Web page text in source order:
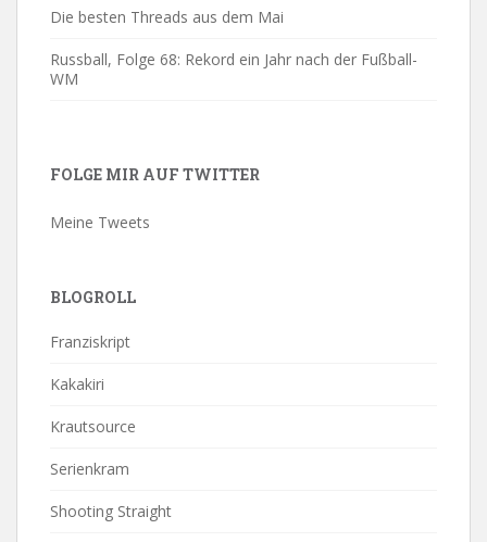
Die besten Threads aus dem Mai
Russball, Folge 68: Rekord ein Jahr nach der Fußball-
WM
FOLGE MIR AUF TWITTER
Meine Tweets
BLOGROLL
Franziskript
Kakakiri
Krautsource
Serienkram
Shooting Straight